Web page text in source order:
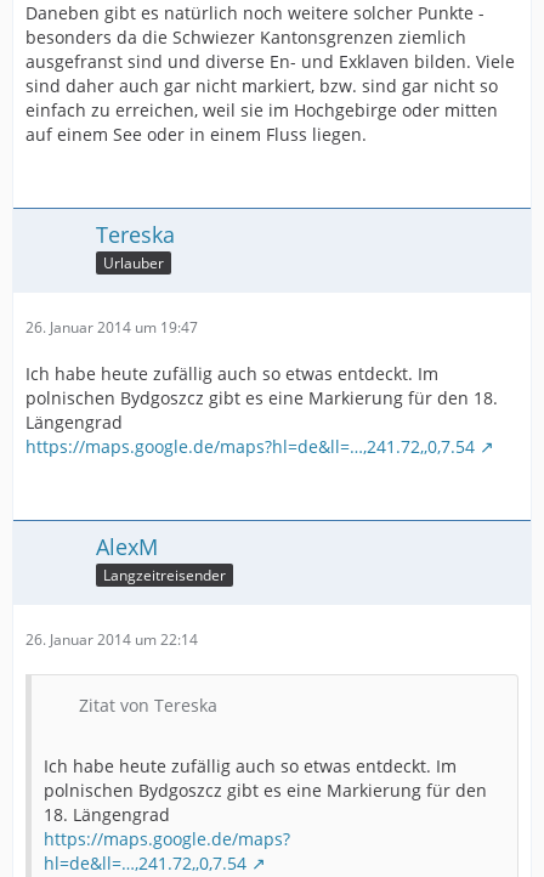
Daneben gibt es natürlich noch weitere solcher Punkte -
besonders da die Schwiezer Kantonsgrenzen ziemlich
ausgefranst sind und diverse En- und Exklaven bilden. Viele
sind daher auch gar nicht markiert, bzw. sind gar nicht so
einfach zu erreichen, weil sie im Hochgebirge oder mitten
auf einem See oder in einem Fluss liegen.
Tereska
Urlauber
26. Januar 2014 um 19:47
Ich habe heute zufällig auch so etwas entdeckt. Im
polnischen Bydgoszcz gibt es eine Markierung für den 18.
Längengrad
https://maps.google.de/maps?hl=de&ll=…,241.72,,0,7.54
AlexM
Langzeitreisender
26. Januar 2014 um 22:14
Zitat von Tereska
Ich habe heute zufällig auch so etwas entdeckt. Im
polnischen Bydgoszcz gibt es eine Markierung für den
18. Längengrad
https://maps.google.de/maps?
hl=de&ll=…,241.72,,0,7.54